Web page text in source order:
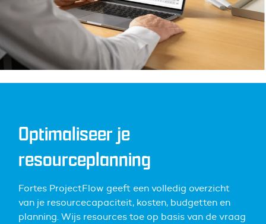
Optimaliseer je
resourceplanning
Fortes ProjectFlow geeft een volledig overzicht
van je resourcecapaciteit, kosten, budgetten en
planning. Wijs resources toe op basis van de vraag